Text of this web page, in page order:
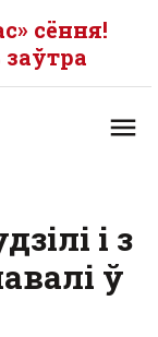
сёння!
і з
ў